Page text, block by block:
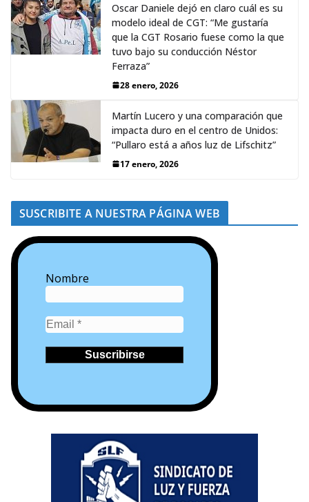
Oscar Daniele dejó en claro cuál es su
modelo ideal de CGT: “Me gustaría
que la CGT Rosario fuese como la que
tuvo bajo su conducción Néstor
Ferraza”
28 enero, 2026
Martín Lucero y una comparación que
impacta duro en el centro de Unidos:
“Pullaro está a años luz de Lifschitz”
17 enero, 2026
SUSCRIBITE A NUESTRA PÁGINA WEB
Nombre